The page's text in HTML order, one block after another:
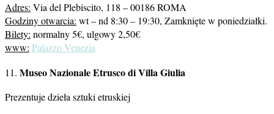
Adres: Via del Plebiscito, 118 – 00186 ROMA
Godziny otwarcia: wt – nd 8:30 – 19:30, Zamknięte w poniedziałki.
Bilety: normalny 5€, ulgowy 2,50€
www: Palazzo Venezia
11. Museo Nazionale Etrusco di Villa Giulia
Prezentuje dzieła sztuki etruskiej